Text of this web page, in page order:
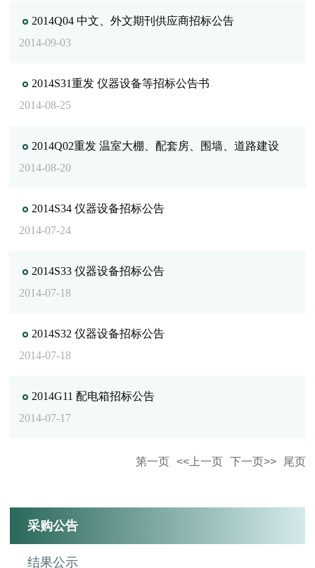
2014Q04 中文、外文期刊供应商招标公告
2014-09-03
2014S31重发 仪器设备等招标公告书
2014-08-25
2014Q02重发 温室大棚、配套房、围墙、道路建设
2014-08-20
2014S34 仪器设备招标公告
2014-07-24
2014S33 仪器设备招标公告
2014-07-18
2014S32 仪器设备招标公告
2014-07-18
2014G11 配电箱招标公告
2014-07-17
第一页 <<上一页 下一页>> 尾页
采购公告
结果公示